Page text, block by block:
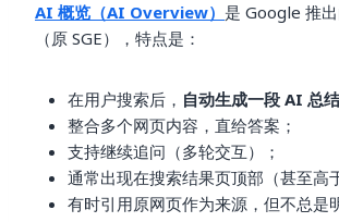
AI 概览（AI Overview） 是 Google 推
（原 SGE），特点是：
在用户搜索后， 自动生成一段 AI 总结
整合多个网页内容，直给答案；
支持继续追问（多轮交互）；
通常出现在搜索结果页顶部（甚至高
有时引用原网页作为来源，但不总是